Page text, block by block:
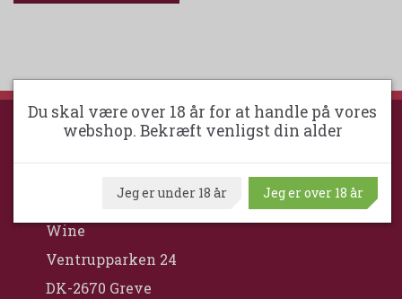
Greve VinKompagni ApS / Maximum
Wine
Ventrupparken 24
DK-2670 Greve
Du skal være over 18 år for at handle på vores
webshop. Bekræft venligst din alder
Jeg er under 18 år Jeg er over 18 år